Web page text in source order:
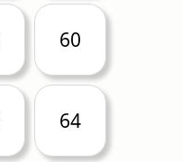
60
64